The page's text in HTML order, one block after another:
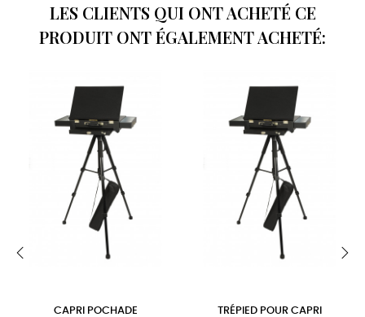
LES CLIENTS QUI ONT ACHETÉ CE
PRODUIT ONT ÉGALEMENT ACHETÉ:
CAPRI POCHADE
TRÉPIED POUR CAPRI